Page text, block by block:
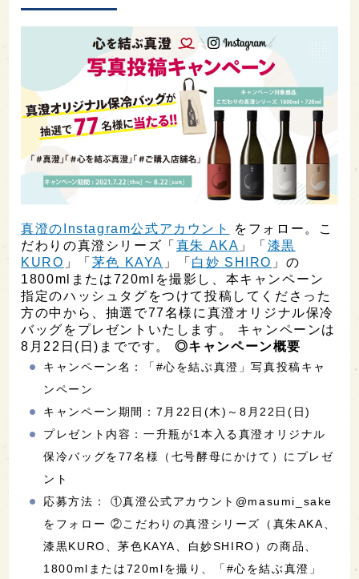
真澄のInstagram公式アカウント
をフォロー。こ
だわりの真澄シリーズ「 真朱 AKA 」「 漆黒
KURO 」「 茅色 KAYA 」「 白妙 SHIRO 」の
1800mlまたは720mlを撮影し、本キャンペーン
指定のハッシュタグをつけて投稿してくださった
方の中から、抽選で77名様に真澄オリジナル保冷
バッグをプレゼントいたします。 キャンペーンは
8月22日(日)までです。 ◎キャンペーン概要
キャンペーン名：「#心を結ぶ真澄」写真投稿キャ
ンペーン
キャンペーン期間：7月22日(木)～8月22日(日)
プレゼント内容：一升瓶が1本入る真澄オリジナル
保冷バッグを77名様（七号酵母にかけて）にプレゼ
ント
応募方法： ①真澄公式アカウント@masumi_sake
をフォロー ②こだわりの真澄シリーズ（真朱AKA、
漆黒KURO、茅色KAYA、白妙SHIRO）の商品、
1800mlまたは720mlを撮り、「#心を結ぶ真澄」